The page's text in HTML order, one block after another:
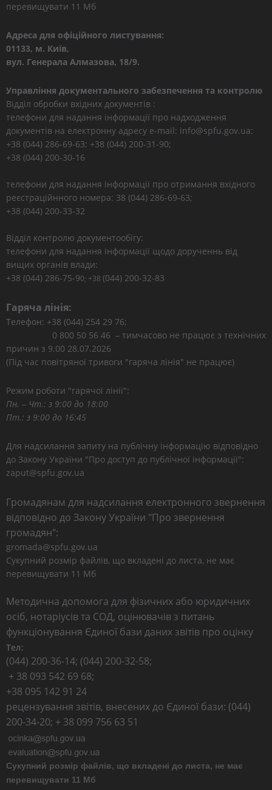
перевищувати 11 Мб
Адреса для офіційного листування:
01133, м. Київ,
вул. Генерала Алмазова, 18/9.
Управління документального забезпечення та контролю
Відділ обробки вхідних документів :
телефони для надання інформації про надходження
документів на електронну адресу e-mail: info@spfu.gov.ua:
+38 (044) 286-69-63; +38 (044) 200-31-90;
+38 (044) 200-30-16
телефони для надання інформації про отримання вхідного
реєстраційнного номера: 38 (044) 286-69-63;
+38 (044) 200-33-32
Відділ контролю документообігу:
телефони для надання інформації щодо дорученнь від
вищих органів влади:
+38 (044) 286-75-90; +38 (044) 200-32-83
Гаряча лінія:
Телефон: +38 (044) 254 29 76;
0 800 50 56 46 – тимчасово не працює з технічних
причин з 9.00 28.07.2026
(Під час повітряної тривоги "гаряча лінія" не працює)
Режим роботи "гарячої лінії":
Пн. – Чт.: з 9:00 до 18:00
Пт.: з 9:00 до 16:45
Для надсилання запиту на публічну інформацію відповідно
до Закону України "Про доступ до публічної інформації":
zaput@spfu.gov.ua
Громадянам для надсилання електронного звернення
відповідно до Закону України "Про звернення
громадян":
gromada@spfu.gov.ua
Сукупний розмір файлів, що вкладені до листа, не має
перевищувати 11 Мб
Методична допомога для фізичних або юридичних
осіб, нотаріусів та СОД, оцінювачів з питань
функціонування Єдиної бази даних звітів про оцінку
Тел:
(044) 200-36-14; (044) 200-32-58;
+ 38 093 542 69 68;
+38 095 142 91 24
рецензування звітів, внесених до Єдиної бази: (044)
200-34-20; + 38 099 756 63 51
Сукупний розмір файлів, що вкладені до листа, не має
перевищувати 11 Мб